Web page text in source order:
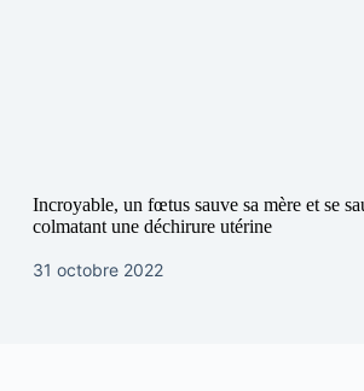
Incroyable, un fœtus sauve sa mère et se
colmatant une déchirure utérine
31 octobre 2022